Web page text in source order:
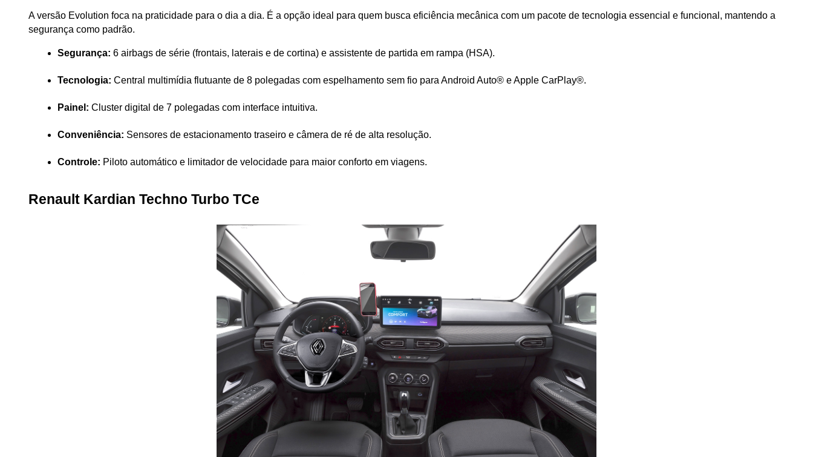
A versão Evolution foca na praticidade para o dia a dia. É a opção ideal para quem busca eficiência mecânica com um pacote de tecnologia essencial e funcional, mantendo a
segurança como padrão.
Segurança: 6 airbags de série (frontais, laterais e de cortina) e assistente de partida em rampa (HSA).
Tecnologia: Central multimídia flutuante de 8 polegadas com espelhamento sem fio para Android Auto® e Apple CarPlay®.
Painel: Cluster digital de 7 polegadas com interface intuitiva.
Conveniência: Sensores de estacionamento traseiro e câmera de ré de alta resolução.
Controle: Piloto automático e limitador de velocidade para maior conforto em viagens.
Renault Kardian Techno Turbo TCe